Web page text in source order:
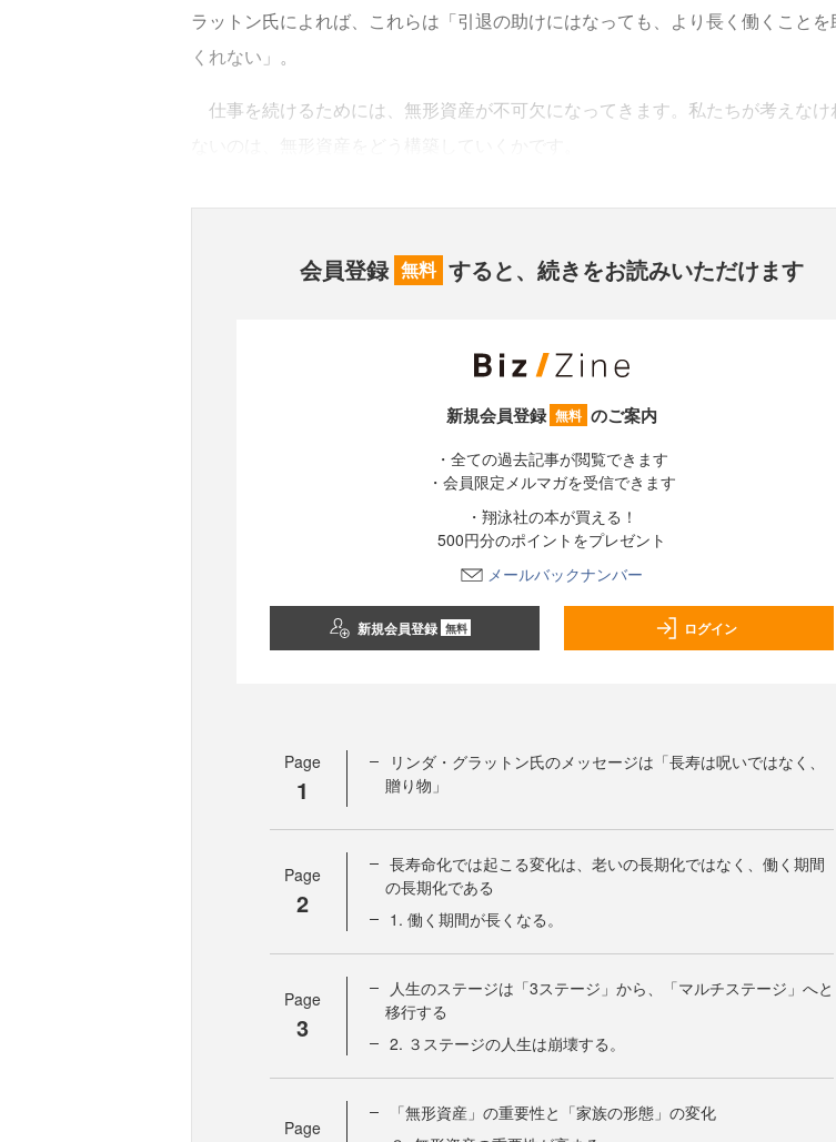
ラットン氏によれば、これらは「引退の助けにはなっても、より長く働くことを
くれない」。
仕事を続けるためには、無形資産が不可欠になってきます。私たちが考えなけ
会員登録 無料 すると、続きをお読みいただけます
新規会員登録 無料 のご案内
・全ての過去記事が閲覧できます
・会員限定メルマガを受信できます
・翔泳社の本が買える！
500円分のポイントをプレゼント
メールバックナンバー
新規会員登録 無料 ログイン
Page
1
リンダ・グラットン氏のメッセージは「長寿は呪いではなく、
贈り物」
Page
2
長寿命化では起こる変化は、老いの長期化ではなく、働く期間
の長期化である
1. 働く期間が長くなる。
Page
3
人生のステージは「3ステージ」から、「マルチステージ」へと
移行する
2. ３ステージの人生は崩壊する。
Page
「無形資産」の重要性と「家族の形態」の変化